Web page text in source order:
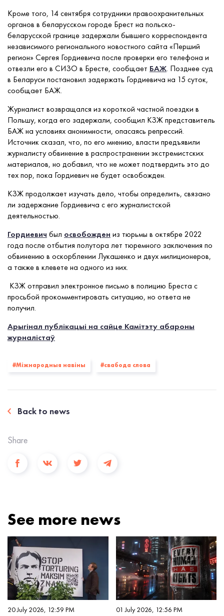
Кроме того, 14 сентября сотрудники правоохранительных
органов в беларусском городе Брест на польско-
беларусской границе задержали бывшего корреспондента
независимого регионального новостного сайта «Перший
регион» Сергея Гордиевича после проверки его телефона и
отвезли его в СИЗО в Бресте, сообщает БАЖ. Позднее суд
в Беларуси постановил задержать Гордиевича на 15 суток,
сообщает БАЖ.
Журналист возвращался из короткой частной поездки в
Польшу, когда его задержали, сообщил КЗЖ представитель
БАЖ на условиях анонимности, опасаясь репрессий.
Источник сказал, что, по его мнению, власти предъявили
журналисту обвинение в распространении экстремистских
материалов, но добавил, что не может подтвердить это до
тех пор, пока Гордиевич не будет освобожден.
КЗЖ продолжает изучать дело, чтобы определить, связано
ли задержание Гордиевича с его журналистской
деятельностью.
Гордиевич был освобожден из тюрьмы в октябре 2022
года после отбытия полутора лет тюремного заключения по
обвинению в оскорблении Лукашенко и двух милиционеров,
а также в клевете на одного из них.
КЗЖ отправил электронное письмо в полицию Бреста с
просьбой прокомментировать ситуацию, но ответа не
получил.
Арыгінал публікацыі на сайце Камітэту абароны
журналістаў
#Міжнародныя навіны #свабода слова
Back to news
Share
See more news
20 July 2026, 12:59 PM 01 July 2026, 12:56 PM